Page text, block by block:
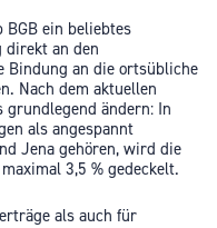
ein beliebtes
direkt an den
Bindung an die ortsübliche
Nach dem aktuellen
ändern: In
als angespannt
Jena gehören, wird die
3,5 % gedeckelt.
als auch für